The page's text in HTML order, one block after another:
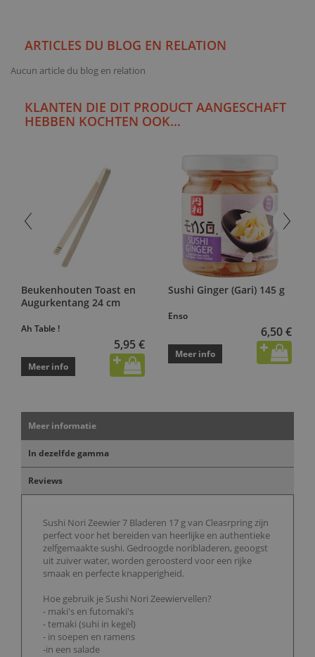
ARTICLES DU BLOG EN RELATION
Aucun article du blog en relation
KLANTEN DIE DIT PRODUCT AANGESCHAFT
HEBBEN KOCHTEN OOK...
Beukenhouten Toast en
Augurkentang 24 cm
Ah Table !
5,95 €
Meer info
Sushi Ginger (Gari) 145 g
Enso
6,50 €
Meer info
Meer informatie
In dezelfde gamma
Reviews
Sushi Nori Zeewier 7 Bladeren 17 g van Cleasrpring zijn
perfect voor het bereiden van heerlijke en authentieke
zelfgemaakte sushi. Gedroogde noribladeren, geoogst
uit zuiver water, worden geroosterd voor een rijke
smaak en perfecte knapperigheid.
Hoe gebruik je Sushi Nori Zeewiervellen?
- maki's en futomaki's
- temaki (suhi in kegel)
- in soepen en ramens
-in een salade